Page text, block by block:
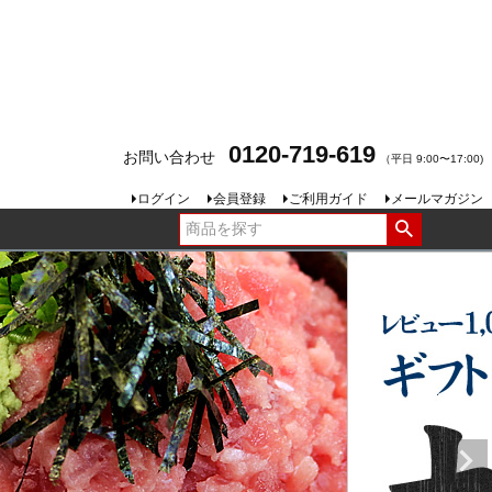
お問い合わせ 0120-719-619 （平日 9:00〜17:00)
ログイン 会員登録 ご利用ガイド メールマガジン